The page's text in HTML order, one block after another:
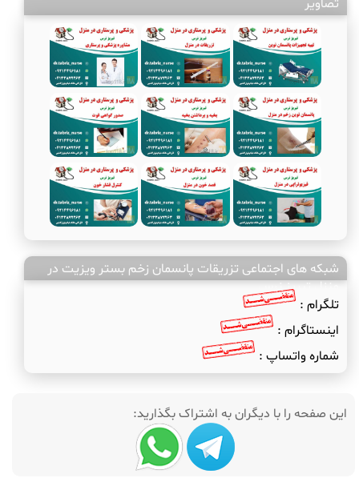
تصاویر
شبکه های اجتماعی تزریقات پانسمان زخم بستر ویزیت در
منزل تبریز نرس
تلگرام :
اینستاگرام :
شماره واتساپ :
این صفحه را با دیگران به اشتراک بگذارید: